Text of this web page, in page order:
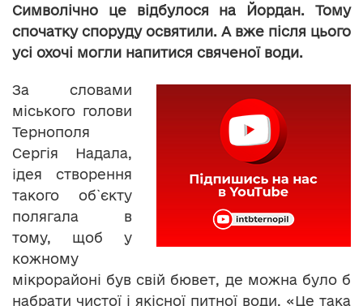
Символічно це відбулося на Йордан. Тому
спочатку споруду освятили. А вже після цього
усі охочі могли напитися свяченої води.
За словами
міського голови
Тернополя
Сергія Надала,
ідея створення
такого об`єкту
полягала в
тому, щоб у
кожному
мікрорайоні був свій бювет, де можна було б
набрати чистої і якісної питної води. «Це така